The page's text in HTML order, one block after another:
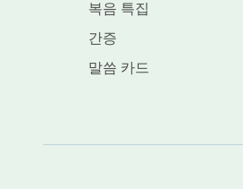
감히 말할 수 있는가?
복음 특집
간증
말씀 카드